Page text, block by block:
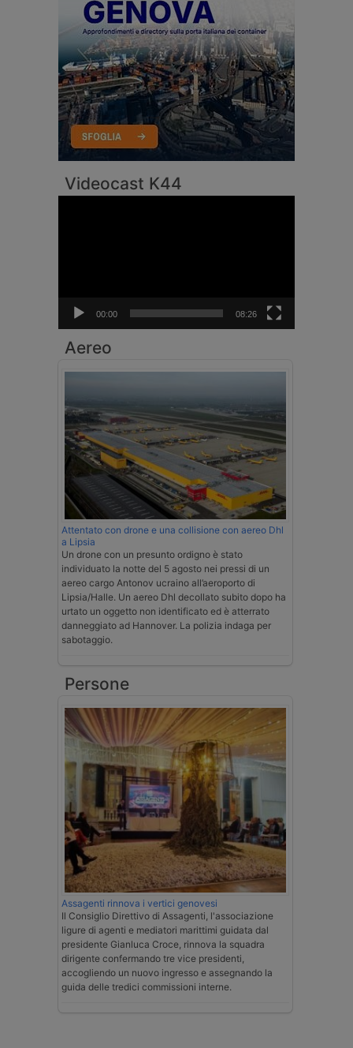
Videocast K44
00:00 08:26
Aereo
Attentato con drone e una collisione con aereo Dhl
a Lipsia
Un drone con un presunto ordigno è stato
individuato la notte del 5 agosto nei pressi di un
aereo cargo Antonov ucraino all’aeroporto di
Lipsia/Halle. Un aereo Dhl decollato subito dopo ha
urtato un oggetto non identificato ed è atterrato
danneggiato ad Hannover. La polizia indaga per
sabotaggio.
Persone
Assagenti rinnova i vertici genovesi
Il Consiglio Direttivo di Assagenti, l'associazione
ligure di agenti e mediatori marittimi guidata dal
presidente Gianluca Croce, rinnova la squadra
dirigente confermando tre vice presidenti,
accogliendo un nuovo ingresso e assegnando la
guida delle tredici commissioni interne.